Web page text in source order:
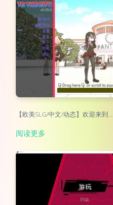
【欧美SLG/中文/动态】欢迎来到…
阅读更多